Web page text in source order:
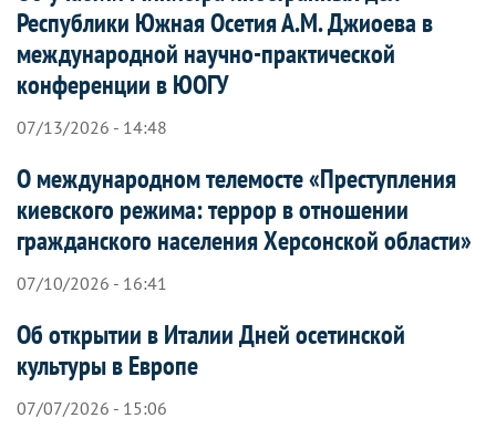
Республики Южная Осетия А.М. Джиоева в
международной научно-практической
конференции в ЮОГУ
07/13/2026 - 14:48
О международном телемосте «Преступления
киевского режима: террор в отношении
гражданского населения Херсонской области»
07/10/2026 - 16:41
Об открытии в Италии Дней осетинской
культуры в Европе
07/07/2026 - 15:06